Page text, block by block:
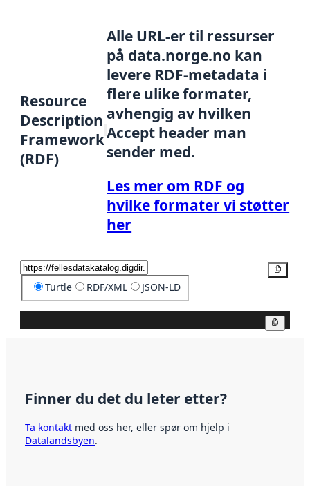
Resource
Description
Framework
(RDF)
Alle URL-er til ressurser
på data.norge.no kan
levere RDF-metadata i
flere ulike formater,
avhengig av hvilken
Accept header man
sender med.
Les mer om RDF og
hvilke formater vi støtter
her
Turtle RDF/XML JSON-LD
Finner du det du leter etter?
Ta kontakt med oss her, eller spør om hjelp i
Datalandsbyen.